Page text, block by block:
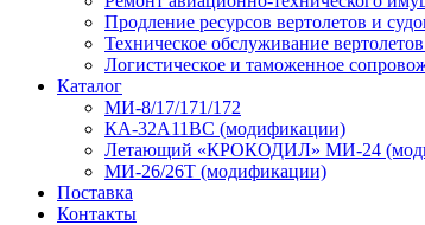
Продление ресурсов вертолетов и
Техническое обслуживание
Логистическое и таможенное
Каталог
МИ-8/17/171/172
КА-32А11ВС (модификации)
Летающий «КРОКОДИЛ» МИ-24
МИ-26/26Т (модификации)
Поставка
Контакты